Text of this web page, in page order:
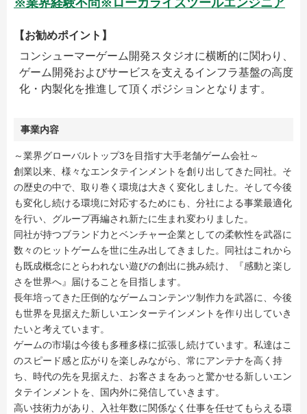
※業界経験不問※ローカライズツールエンジニア
【お勧めポイント】
コンシューマーゲーム開発スタジオに横断的に関わり、
ゲーム開発およびサービスを支えるインフラ基盤の高度
化・内製化を推進して頂くポジションとなります。
事業内容
～業界グローバルトップ3を目指す大手老舗ゲーム会社～
創業以来、様々なエンタテインメントを創り出してきた同社。そ
の歴史の中で、取り巻く環境は大きく変化しました。そして今後
も変化し続ける環境に対応するためにも、分社による事業最適化
を行い、グループ再編され新たに生まれ変わりました。
同社が持つブランド力とベンチャー企業としての柔軟性を武器に
数々のヒットゲームを世に生み出してきました。同社はこれから
も既成概念にとらわれない遊びの創出に挑み続け、『感動と楽し
さを世界へ』届けることを目指します。
長年培ってきた圧倒的なゲームコンテンツ制作力を武器に、今後
も世界を見据えた新しいエンターテインメントを作り出していき
たいと考えています。
ゲームの市場は今後も多種多様に拡張し続けています。私達はこ
のスピード感と広がりを楽しみながら、常にアンテナを高く持
ち、時代の先を見据えた、お客さまをあっと驚かせる新しいエン
タテインメントを、国内外に発信していきます。
高い技術力があり、入社年数に関係なく仕事を任せてもらえる環